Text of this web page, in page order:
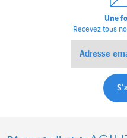
Une
Recevez tous